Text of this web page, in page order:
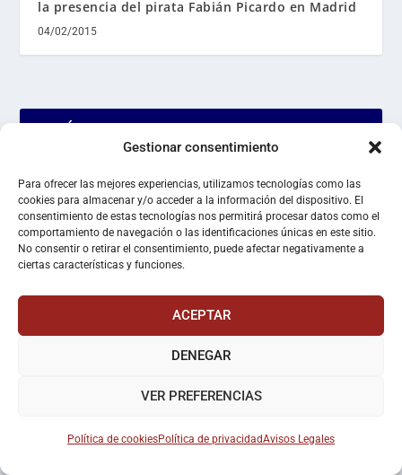
Gestionar consentimiento
Para ofrecer las mejores experiencias, utilizamos tecnologías como las
cookies para almacenar y/o acceder a la información del dispositivo. El
consentimiento de estas tecnologías nos permitirá procesar datos como el
comportamiento de navegación o las identificaciones únicas en este sitio.
No consentir o retirar el consentimiento, puede afectar negativamente a
ciertas características y funciones.
ACEPTAR
DENEGAR
VER PREFERENCIAS
Política de cookiesPolítica de privacidadAvisos Legales
la presencia del pirata Fabián Picardo en Madrid
04/02/2015
¡¡ALÍSTATE!!
COALICIÓN ADÑ: LA UNIDAD DE LOS